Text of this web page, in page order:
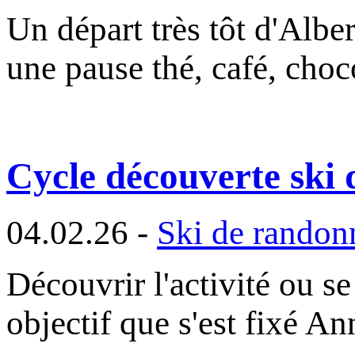
Un départ très tôt
une pause thé, café,
Cycle découverte ski
04.02.26 - Ski de
Découvrir l'activité ou
objectif que s'est fixé